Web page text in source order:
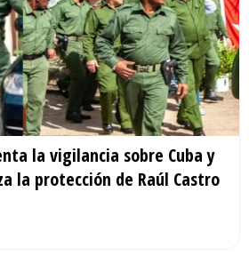
la vigilancia sobre Cuba y
la protección de Raúl Castro